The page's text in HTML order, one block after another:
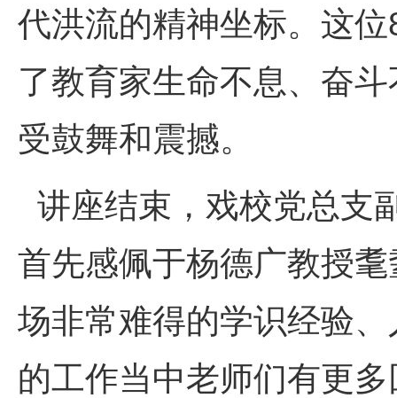
代洪流的精神坐标。这
了教育家生命不息、奋
受鼓舞和震撼。
讲座结束，戏校党总支
首先感佩于杨德广教授
场非常难得的学识经验
的工作当中老师们有更